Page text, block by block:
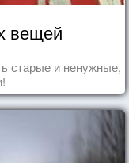
вещей
старые и ненужные,